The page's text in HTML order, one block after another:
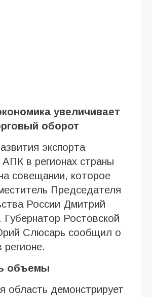
увеличивает
оборот
экспорта
АПК в регионах страны
совещании, которое
Председателя
России Дмитрий
Ростовской
Слюсарь сообщил о
регионе.
объемы
область демонстрирует